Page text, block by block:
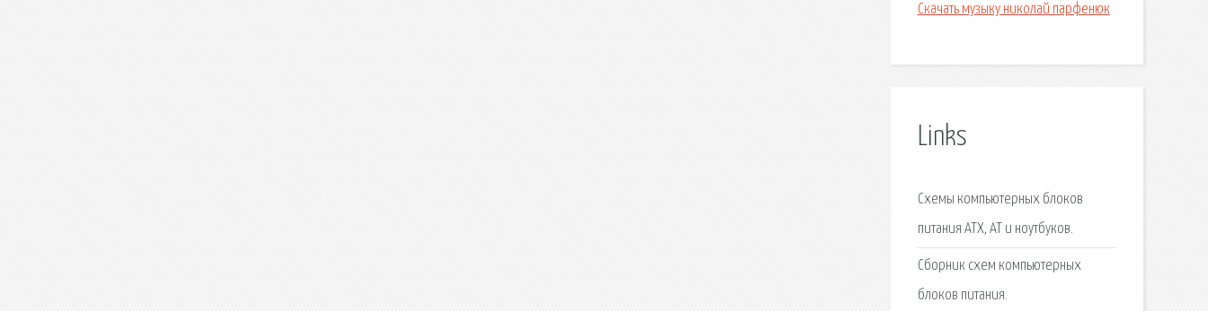
Скачать музыку николай парфенюк
Links
Схемы компьютерных блоков
питания ATX, AT и ноутбуков.
Сборник схем компьютерных
блоков питания.